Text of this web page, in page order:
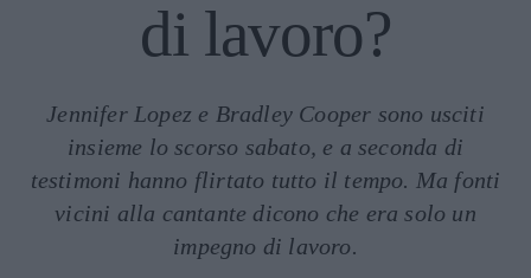
di lavoro?
Jennifer Lopez e Bradley Cooper sono usciti
insieme lo scorso sabato, e a seconda di
testimoni hanno flirtato tutto il tempo. Ma fonti
vicini alla cantante dicono che era solo un
impegno di lavoro.